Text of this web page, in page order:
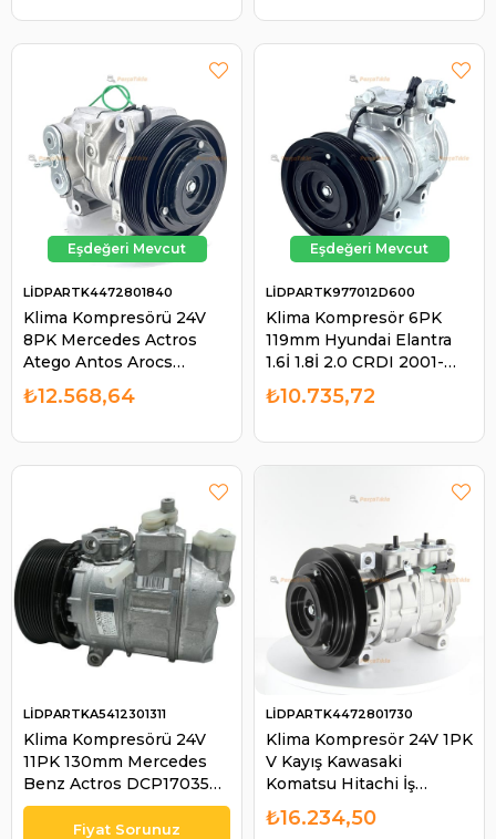
Klima Kompresörü 24V
8PK Mercedes Actros
Atego Antos Arocs
Kamyon Hidromek -
İşmakinası Kepçe
K4472801840
LİDPARTK4472801840
₺12.568,64
Klima Kompresör 6PK
119mm Hyundai Elantra
1.6İ 1.8İ 2.0 CRDI 2001-
2007 Tucson 2.0 CRDI
2004-2010 Kia Sportage
LİDPARTK977012D600
₺10.735,72
Klima Kompresörü 24V
11PK 130mm Mercedes
Benz Actros DCP17035
A5412301311 | LİDPART
KA5412301311
LİDPARTKA5412301311
Klima Kompresör 24V 1PK
V Kayış Kawasaki
Komatsu Hitachi İş
Makinesi 10S13C Ortadan
Çıkıs Kuçuk Gövde
LİDPARTK4472801730
₺16.234,50